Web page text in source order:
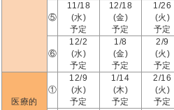
⑤
11/18
(水)
予定
12/18
(金)
予定
1/26
(火)
予定
⑥
12/2
(水)
予定
1/8
(金)
予定
2/9
(火)
予定
医療的
①
12/9
(水)
予定
1/14
(木)
予定
2/16
(火)
予定